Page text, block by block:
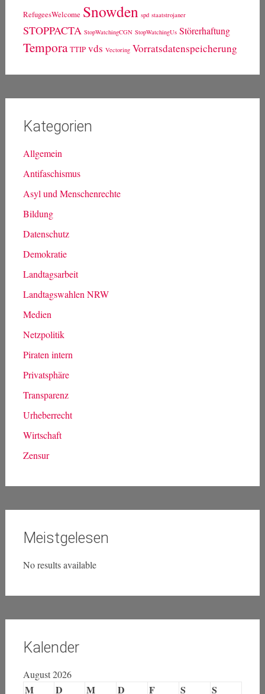
RefugeesWelcome Snowden spd staatstrojaner
STOPPACTA StopWatchingCGN StopWatchingUs Störerhaftung
Tempora TTIP vds Vectoring Vorratsdatenspeicherung
Kategorien
Allgemein
Antifaschismus
Asyl und Menschenrechte
Bildung
Datenschutz
Demokratie
Landtagsarbeit
Landtagswahlen NRW
Medien
Netzpolitik
Piraten intern
Privatsphäre
Transparenz
Urheberrecht
Wirtschaft
Zensur
Meistgelesen
No results available
Kalender
August 2026
M D M D F S S